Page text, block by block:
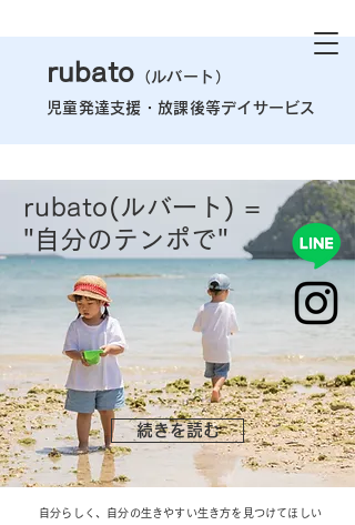
rubato （ルバート）
児童発達支援・ 放課後等デイサービス
rubato(ルバート) =
"自分のテンポで"
続きを読む
自分らしく、自分の生きやすい生き方を見つけてほしい